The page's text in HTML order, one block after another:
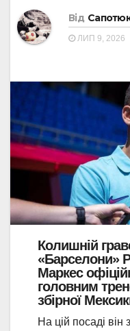
Від
ЛИП 9, 2026
Колишній
«Барселони»
Маркес
головним
збірної
На цій посаді він